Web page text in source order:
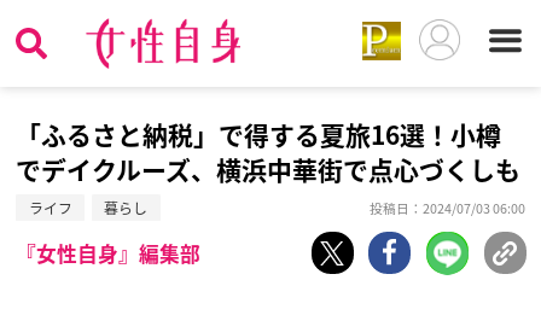
「ふるさと納税」で得する夏旅16選！小樽
でデイクルーズ、横浜中華街で点心づくしも
ライフ 暮らし 投稿日：2024/07/03 06:00
『女性自身』編集部